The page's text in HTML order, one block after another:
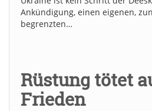
Ankündigung, einen eigenen,
begrenzten…
Rüstung tötet
Frieden